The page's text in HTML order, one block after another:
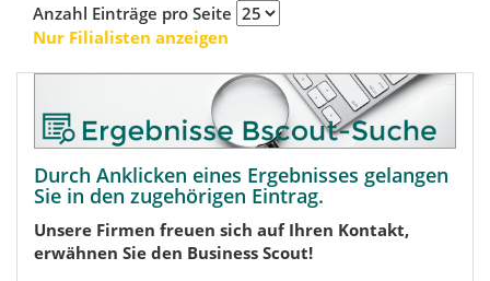
Anzahl Einträge pro Seite
Nur Filialisten anzeigen
Durch Anklicken eines Ergebnisses gelangen
Sie in den zugehörigen Eintrag.
Unsere Firmen freuen sich auf Ihren Kontakt,
erwähnen Sie den Business Scout!